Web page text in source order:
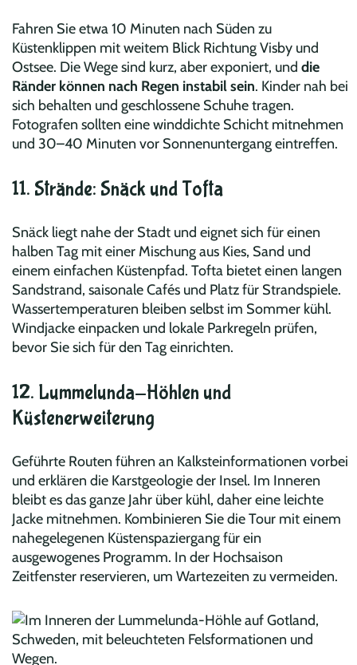
Fahren Sie etwa 10 Minuten nach Süden zu
Küstenklippen mit weitem Blick Richtung Visby und
Ostsee. Die Wege sind kurz, aber exponiert, und die
Ränder können nach Regen instabil sein. Kinder nah bei
sich behalten und geschlossene Schuhe tragen.
Fotografen sollten eine winddichte Schicht mitnehmen
und 30–40 Minuten vor Sonnenuntergang eintreffen.
11. Strände: Snäck und Tofta
Snäck liegt nahe der Stadt und eignet sich für einen
halben Tag mit einer Mischung aus Kies, Sand und
einem einfachen Küstenpfad. Tofta bietet einen langen
Sandstrand, saisonale Cafés und Platz für Strandspiele.
Wassertemperaturen bleiben selbst im Sommer kühl.
Windjacke einpacken und lokale Parkregeln prüfen,
bevor Sie sich für den Tag einrichten.
12. Lummelunda-Höhlen und
Küstenerweiterung
Geführte Routen führen an Kalksteinformationen vorbei
und erklären die Karstgeologie der Insel. Im Inneren
bleibt es das ganze Jahr über kühl, daher eine leichte
Jacke mitnehmen. Kombinieren Sie die Tour mit einem
nahegelegenen Küstenspaziergang für ein
ausgewogenes Programm. In der Hochsaison
Zeitfenster reservieren, um Wartezeiten zu vermeiden.